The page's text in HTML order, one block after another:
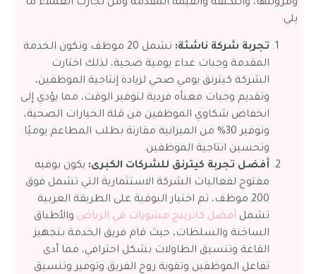
ومرونتها، والتكلفة والقيمة المقدمة ومن تجارب العملاء ما
يلي:
تجربة شركة ناشئة:
تشمل 20 موظف وتكون الخدمة
المقدمة وجبات غداء يومية صحية، لذلك اختارت
الشركة كيترنق يومي صحي لزيادة إنتاجية الموظفين،
وتقديم وجبات معبأه فردية لتوفير الوقت، مما يؤدي إلى
انخفاض شكاوي الموظفين من قلة الخيارات الصحية،
وتوفير 30% من الميزانية مقارنة بطلب المطاعم يوميًا
وتحسين انتاجية الموظفين.
أفضل تجربة كيترنق للشركات الكبرى: يكون بوفيه
مفتوح لفعاليات الشركة الاستثمارية التي تشمل فوق
200 موظف، تم اختيار البوفية على الطريقة العربية
تشمل أفضل كاترينج مشويات في الرياض والأطباق
الساخنة والسلطات، حيث قام فريق الخدمة بتجهيز
القاعة وتنسيق الطاولات بشكل احترافي، مما أدى
تفاعل الموظفين وتقوية روح الفريق وتوفير وتنسيق